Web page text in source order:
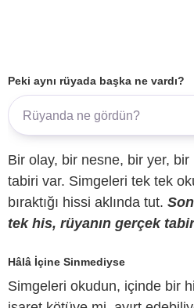
Peki aynı rüyada başka ne vardı?
Bir olay, bir nesne, bir yer, bir
tabiri var. Simgeleri tek tek
bıraktığı hissi aklında tut.
tek his, rüyanın gerçek
Hâlâ İçine Sinmediyse
Simgeleri okudun, içinde bir